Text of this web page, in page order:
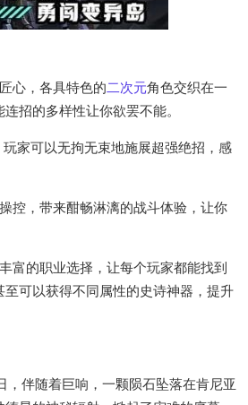
心，各具特色的二次元角色交织在一
招的多样性让你欲罢不能。
家可以无拘无束地施展超强绝招，感
控，带来酣畅淋漓的战斗体验，让你
富的职业选择，让每个玩家都能找到
至可以获得不同属性的史诗神器，提升
，伴随着巨响，一颗陨石坠落在肯尼亚